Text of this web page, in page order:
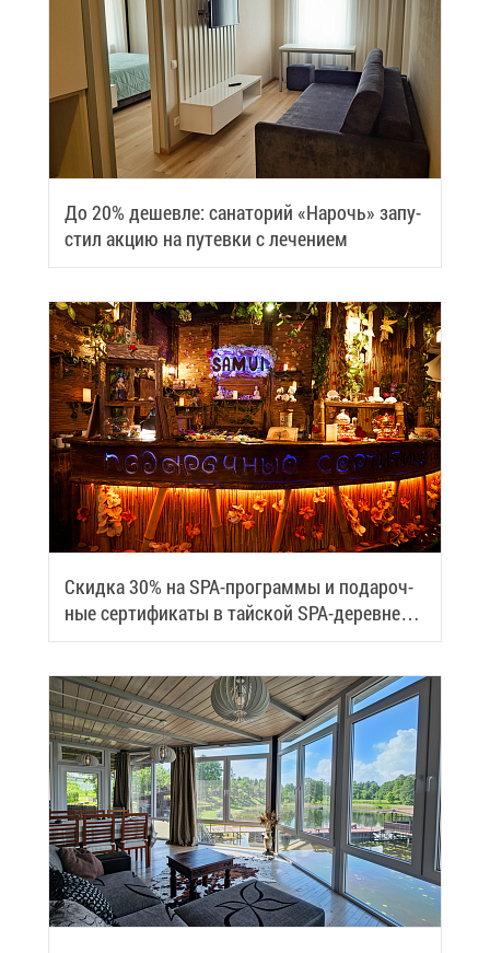
До 20% де­шев­ле: са­на­то­рий «На­рочь» за­пу­
стил ак­цию на пу­тев­ки с ле­че­ни­ем
Скид­ка 30% на SPA-про­грам­мы и по­да­роч­
ные сер­ти­фи­ка­ты в тай­ской SPA-де­ревне
Samui